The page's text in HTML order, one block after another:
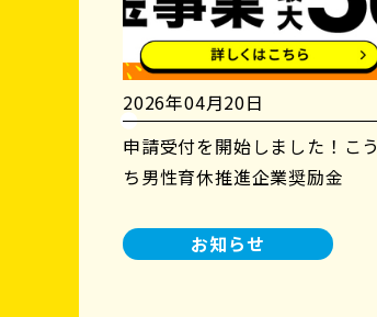
2026年04月20日
申請受付を開始しました！こう
ち男性育休推進企業奨励金
お知らせ